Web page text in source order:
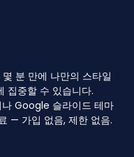
분 만에 나만의 스타일
집중할 수 있습니다.
Google 슬라이드 테마
— 가입 없음, 제한 없음.